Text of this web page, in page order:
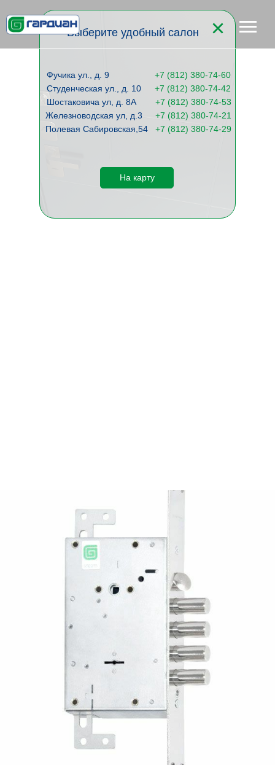
Выберите удобный салон
Железноводская ул, д.3
Полевая Сабировская,54
Студенческая ул., д. 10
Шостаковича ул, д. 8А
Фучика ул., д. 9
+7 (812) 380-74-21
+7 (812) 380-74-29
+7 (812) 380-74-42
+7 (812) 380-74-53
+7 (812) 380-74-60
На карту